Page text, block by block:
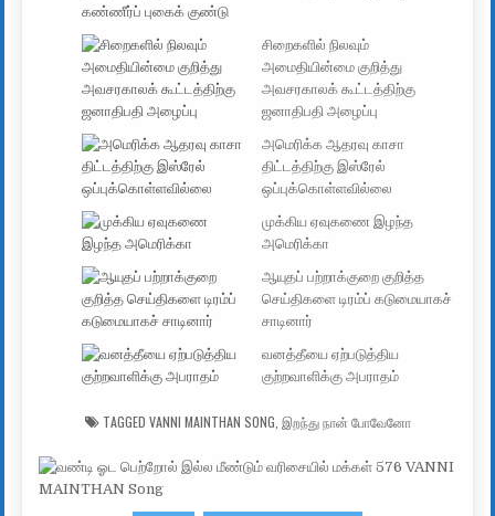
சிறைகளில் நிலவும்
அமைதியின்மை குறித்து
அவசரகாலக் கூட்டத்திற்கு
ஜனாதிபதி அழைப்பு
அமெரிக்க ஆதரவு காசா
திட்டத்திற்கு இஸ்ரேல்
ஒப்புக்கொள்ளவில்லை
முக்கிய ஏவுகணை இழந்த
அமெரிக்கா
ஆயுதப் பற்றாக்குறை குறித்த
செய்திகளை டிரம்ப் கடுமையாகச்
சாடினார்
வனத்தீயை ஏற்படுத்திய
குற்றவாளிக்கு அபராதம்
TAGGED VANNI MAINTHAN SONG இறந்து நான் போவேனோ